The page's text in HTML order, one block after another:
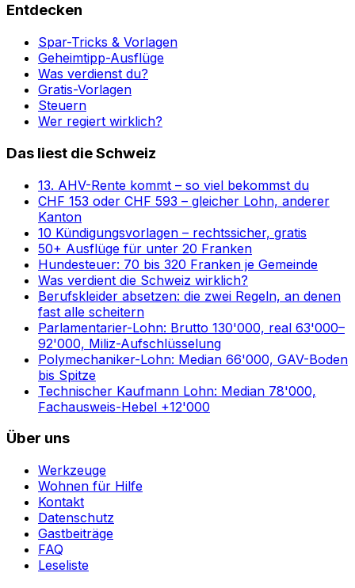
Entdecken
Spar-Tricks & Vorlagen
Geheimtipp-Ausflüge
Was verdienst du?
Gratis-Vorlagen
Steuern
Wer regiert wirklich?
Das liest die Schweiz
13. AHV-Rente kommt – so viel bekommst du
CHF 153 oder CHF 593 – gleicher Lohn, anderer
Kanton
10 Kündigungsvorlagen – rechtssicher, gratis
50+ Ausflüge für unter 20 Franken
Hundesteuer: 70 bis 320 Franken je Gemeinde
Was verdient die Schweiz wirklich?
Berufskleider absetzen: die zwei Regeln, an denen
fast alle scheitern
Parlamentarier-Lohn: Brutto 130'000, real 63'000–
92'000, Miliz-Aufschlüsselung
Polymechaniker-Lohn: Median 66'000, GAV-Boden
bis Spitze
Technischer Kaufmann Lohn: Median 78'000,
Fachausweis-Hebel +12'000
Über uns
Werkzeuge
Wohnen für Hilfe
Kontakt
Datenschutz
Gastbeiträge
FAQ
Leseliste